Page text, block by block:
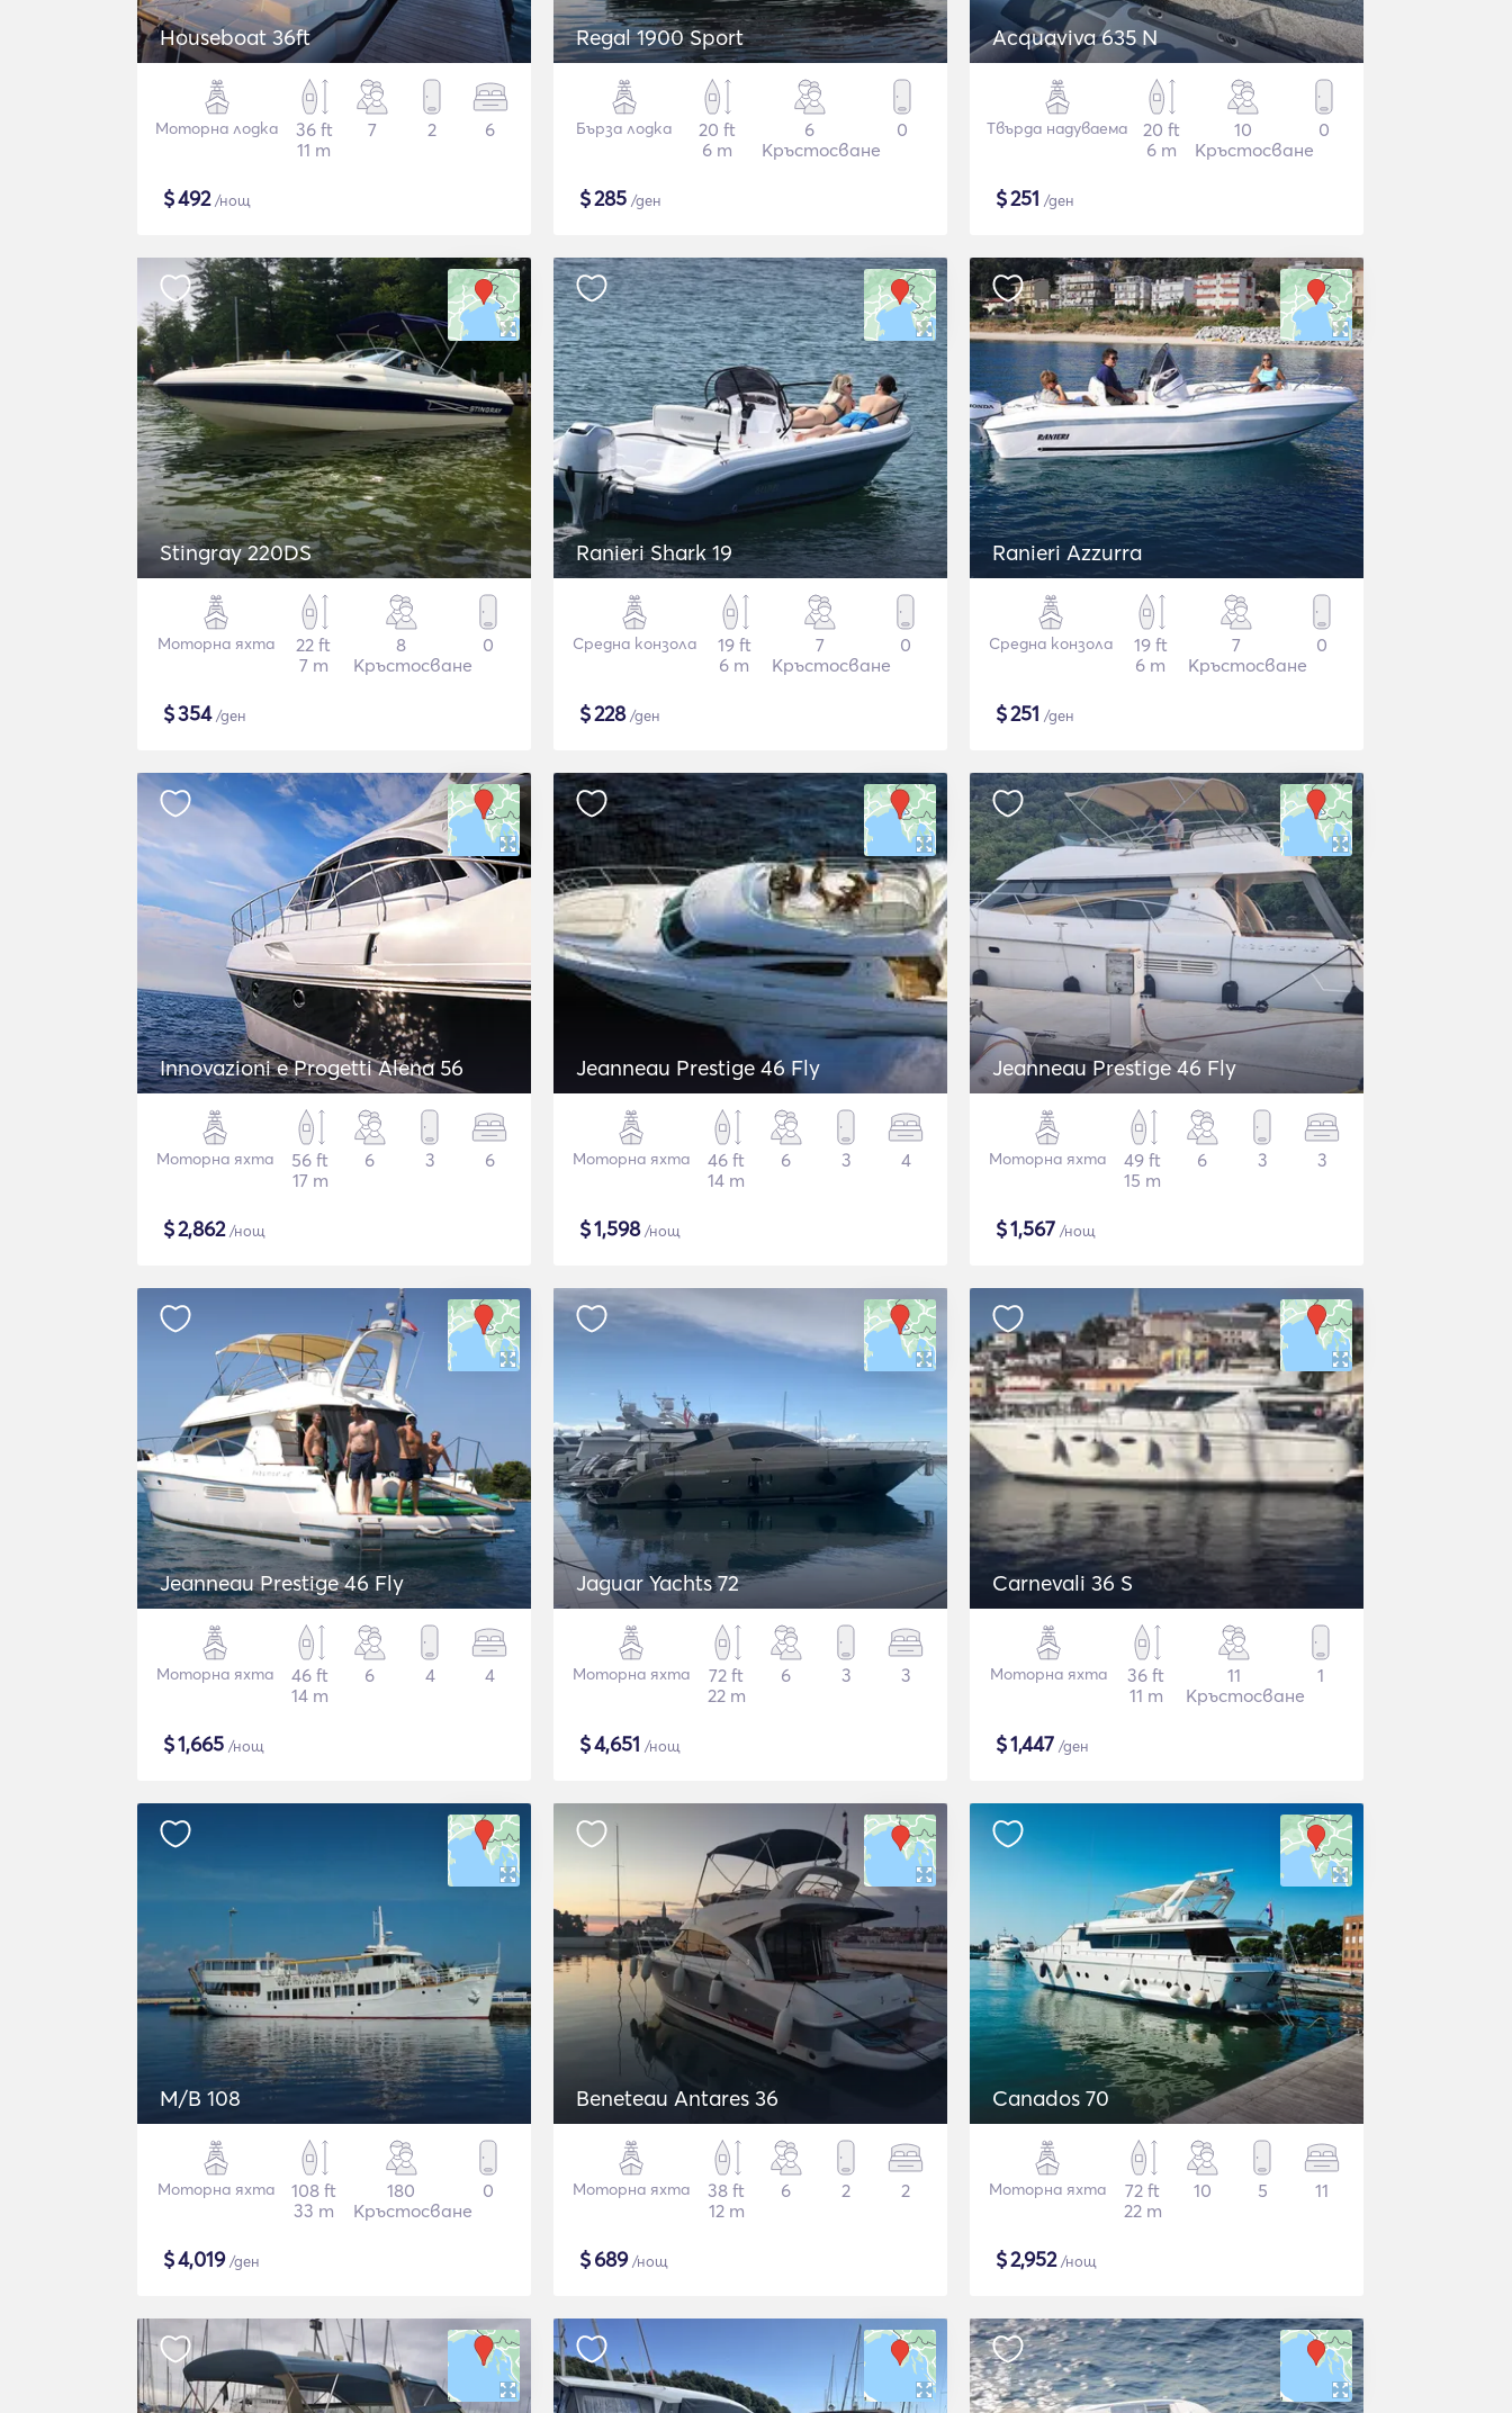
Houseboat 36ft
Моторна лодка
36 ft
11 m
7 2 6
$492/нощ
Regal 1900 Sport
Бърза лодка
20 ft
6 m
6
Кръстосване
0
$285 /ден
Acquaviva 635 N
Твърда надуваема
20 ft
6 m
10
Кръстосване
0
$251 /ден
Stingray 220DS
Моторна яхта
22 ft
7 m
8
Кръстосване
0
$354/ден
Ranieri Shark 19
Средна конзола
19 ft
6 m
7
Кръстосване
0
$228/ден
Ranieri Azzurra
Средна конзола
19 ft
6 m
7
Кръстосване
0
$251 /ден
Innovazioni e Progetti Alena 56
Моторна яхта
56 ft
17 m
6 3 6
$2,862/нощ
Jeanneau Prestige 46 Fly
Моторна яхта
46 ft
14 m
6 3 4
$1,598/нощ
Jeanneau Prestige 46 Fly
Моторна яхта
49 ft
15 m
6 3 3
$1,567 /нощ
Jeanneau Prestige 46 Fly
Моторна яхта
46 ft
14 m
6 4 4
$1,665 /нощ
Jaguar Yachts 72
Моторна яхта
72 ft
22 m
6 3 3
$4,651 /нощ
Carnevali 36 S
Моторна яхта
36 ft
11 m
11
Кръстосване
1
$1,447 /ден
M/B 108
Моторна яхта
108 ft
33 m
180
Кръстосване
0
$4,019/ден
Beneteau Antares 36
Моторна яхта
38 ft
12 m
6 2 2
$689/нощ
Canados 70
Моторна яхта
72 ft
22 m
10 5 11
$2,952/нощ